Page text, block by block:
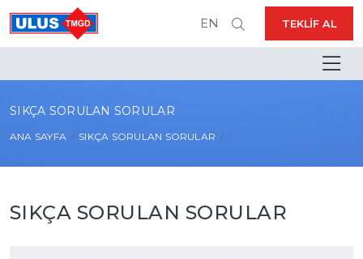
EN TEKLIF AL
SIKÇA SORULAN SORULAR
ANA SAYFA SIKÇA SORULAN SORULAR
SIKÇA SORULAN SORULAR